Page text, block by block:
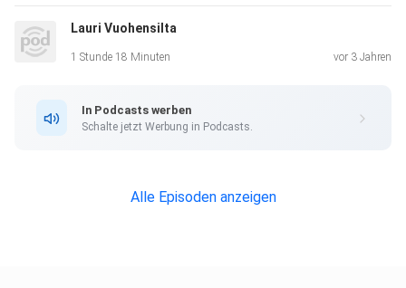
Lauri Vuohensilta
1 Stunde 18 Minuten vor 3 Jahren
In Podcasts werben
Schalte jetzt Werbung in Podcasts.
Alle Episoden anzeigen